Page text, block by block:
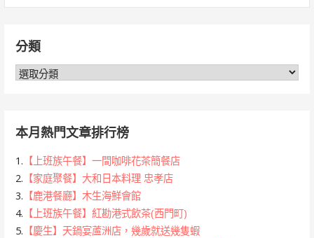
字:分類
分
本月熱門文章排行榜
1. 【上班族午餐】一間咖啡花茶簡餐店
2. 【家庭聚餐】大和日本料理 忠孝店
3. 【鹿港餐廳】木生海鮮會館
4. 【上班族午餐】紅勘港式飲茶(西門町)
5. 【慶生】天鍋宴蘆洲店，幾歲就送幾隻蝦